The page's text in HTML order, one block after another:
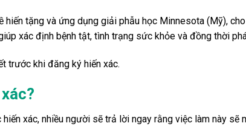
hiến tặng và ứng dụng giải phẫu học Minnesota (Mỹ),
xác định bệnh tật, tình trạng sức khỏe và đồng thời
trước khi đăng ký hiến xác.
xác, nhiều người sẽ trả lời ngay rằng việc làm này